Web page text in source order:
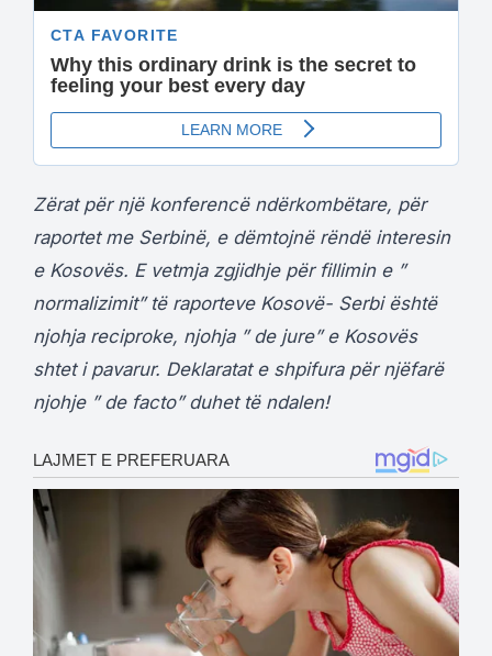
Zërat për një konferencë ndërkombëtare, për
raportet me Serbinë, e dëmtojnë rëndë interesin
e Kosovës. E vetmja zgjidhje për fillimin e ”
normalizimit” të raporteve Kosovë- Serbi është
njohja reciproke, njohja ” de jure” e Kosovës
shtet i pavarur. Deklaratat e shpifura për njëfarë
njohje ” de facto” duhet të ndalen!